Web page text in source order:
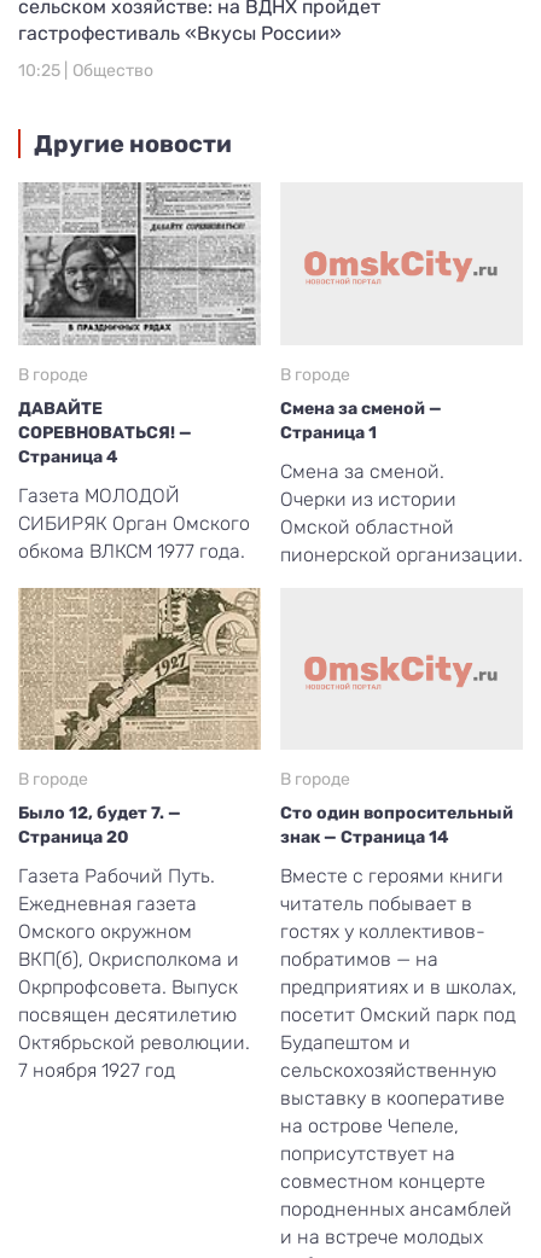
сельском хозяйстве: на ВДНХ пройдет
гастрофестиваль «Вкусы России»
10:25 | Общество
Другие новости
В городе
ДАВАЙТЕ
СОРЕВНОВАТЬСЯ! —
Страница 4
Газета МОЛОДОЙ
СИБИРЯК Орган Омского
обкома ВЛКСМ 1977 года.
В городе
Смена за сменой —
Страница 1
Смена за сменой.
Очерки из истории
Омской областной
пионерской организации.
В городе
Было 12, будет 7. —
Страница 20
Газета Рабочий Путь.
Ежедневная газета
Омского окружном
ВКП(б), Окрисполкома и
Окрпрофсовета. Выпуск
посвящен десятилетию
Октябрьской революции.
7 ноября 1927 год
В городе
Сто один вопросительный
знак — Страница 14
Вместе с героями книги
читатель побывает в
гостях у коллективов-
побратимов — на
предприятиях и в школах,
посетит Омский парк под
Будапештом и
сельскохозяйственную
выставку в кооперативе
на острове Чепеле,
поприсутствует на
совместном концерте
породненных ансамблей
и на встрече молодых